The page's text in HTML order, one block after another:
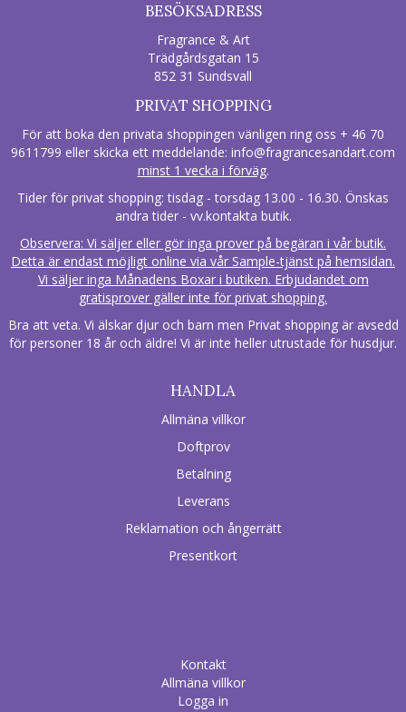
BESÖKSADRESS
Fragrance & Art
Trädgårdsgatan 15
852 31 Sundsvall
PRIVAT SHOPPING
För att boka den privata shoppingen vänligen ring oss + 46 70
9611799 eller skicka ett meddelande: info@fragrancesandart.com
minst 1 vecka i förväg.
Tider för privat shopping: tisdag - torsdag 13.00 - 16.30. Önskas
andra tider - vv.kontakta butik.
Observera: Vi säljer eller gör inga prover på begäran i vår butik.
Detta är endast möjligt online via vår Sample-tjänst på hemsidan.
Vi säljer inga Månadens Boxar i butiken. Erbjudandet om
gratisprover gäller inte för privat shopping.
Bra att veta. Vi älskar djur och barn men Privat shopping är avsedd
för personer 18 år och äldre! Vi är inte heller utrustade för husdjur.
HANDLA
Allmäna villkor
Doftprov
Betalning
Leverans
Reklamation och ångerrätt
Presentkort
Kontakt
Allmäna villkor
Logga in